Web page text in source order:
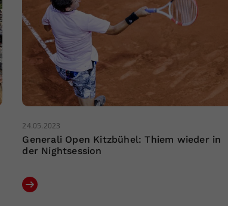
24.05.2023
Generali Open Kitzbühel: Thiem wieder in
der Nightsession